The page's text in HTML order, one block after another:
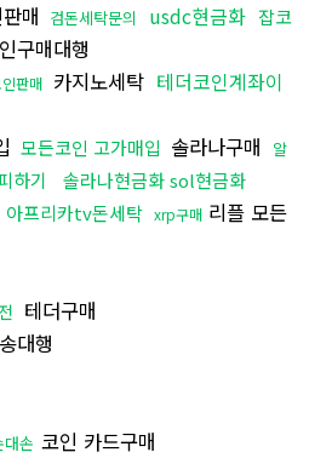
매 검돈세탁문의 usdc현금화 잡코
구매대행
판매 카지노세탁 테더코인계좌이
모든코인 고가매입 솔라나구매
알
하기 솔라나현금화 sol현금화
아프리카tv돈세탁 xrp구매 리플 모든
테더구매
대행
손 코인 카드구매